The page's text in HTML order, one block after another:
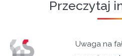
Przeczytaj
Uwaga na